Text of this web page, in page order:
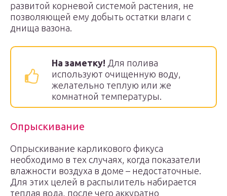
развитой корневой системой растения, не
позволяющей ему добыть остатки влаги с
днища вазона.
На заметку! Для полива
используют очищенную воду,
желательно теплую или же
комнатной температуры.
Опрыскивание
Опрыскивание карликового фикуса
необходимо в тех случаях, когда показатели
влажности воздуха в доме – недостаточные.
Для этих целей в распылитель набирается
теплая вода, после чего аккуратно